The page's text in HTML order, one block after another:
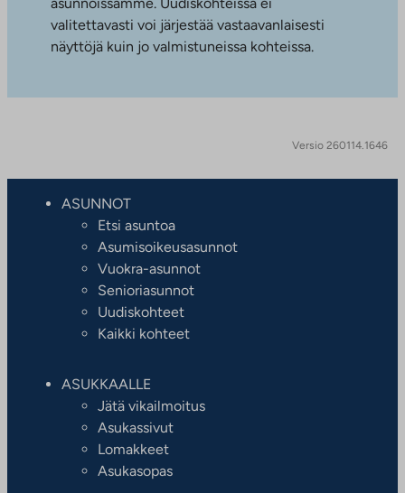
valitettavasti voi järjestää vastaavanlaisesti
näyttöjä kuin jo valmistuneissa kohteissa.
Versio 260114.1646
ASUNNOT
Etsi asuntoa
Asumisoikeusasunnot
Vuokra-asunnot
Senioriasunnot
Uudiskohteet
Kaikki kohteet
ASUKKAALLE
Jätä vikailmoitus
Asukassivut
Lomakkeet
Asukasopas